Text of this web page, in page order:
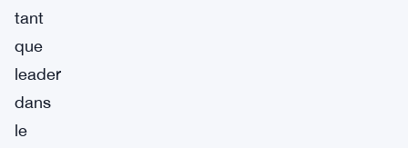
tant
que
leader
dans
le